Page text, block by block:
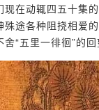
在动辄四五十集的
殊途各种阻挠相爱
“五里一徘徊”的回